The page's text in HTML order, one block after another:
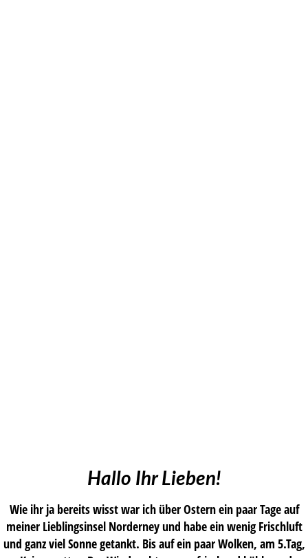
Hallo Ihr Lieben!
Wie ihr ja bereits wisst war ich über Ostern ein paar Tage auf
meiner Lieblingsinsel Norderney und habe ein wenig Frischluft
und ganz viel Sonne getankt. Bis auf ein paar Wolken, am 5.Tag,